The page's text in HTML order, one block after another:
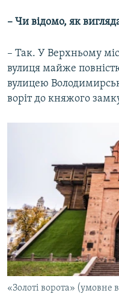
– Чи відомо, як
– Так. У Верхньому
вулиця майже
вулицею
воріт до княжого
«Золоті ворота» (умовне